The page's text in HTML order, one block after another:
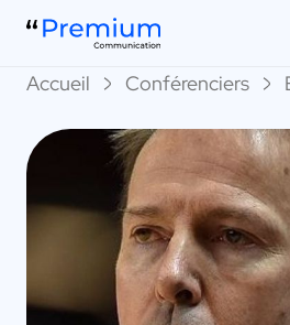
Accueil Conférenciers